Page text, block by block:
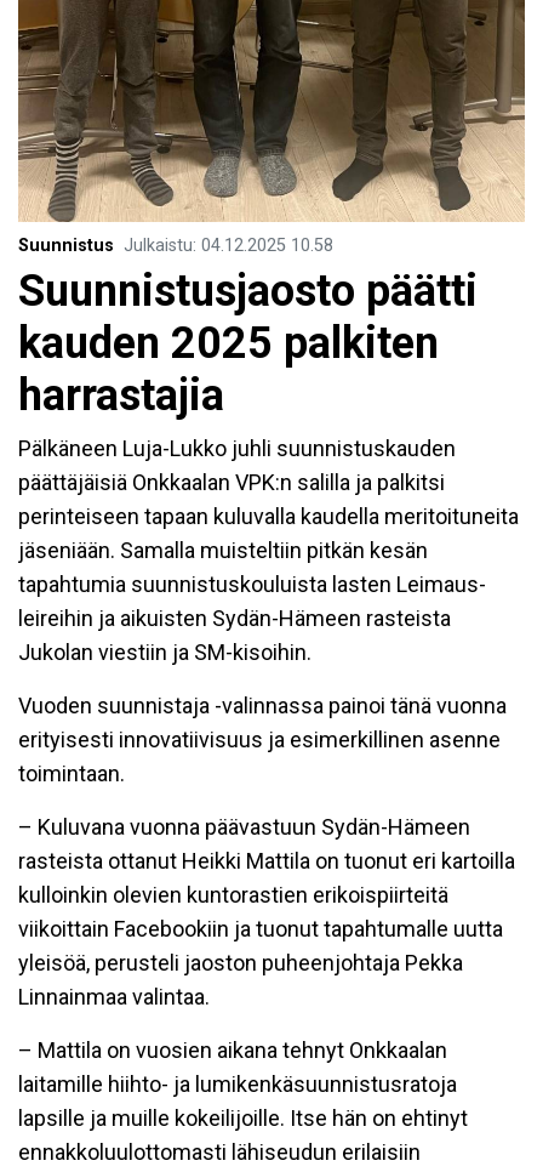
Suunnistus Julkaistu: 04.12.2025 10.58
Suunnistusjaosto päätti
kauden 2025 palkiten
harrastajia
Pälkäneen Luja-Lukko juhli suunnistuskauden
päättäjäisiä Onkkaalan VPK:n salilla ja palkitsi
perinteiseen tapaan kuluvalla kaudella meritoituneita
jäseniään. Samalla muisteltiin pitkän kesän
tapahtumia suunnistuskouluista lasten Leimaus-
leireihin ja aikuisten Sydän-Hämeen rasteista
Jukolan viestiin ja SM-kisoihin.
Vuoden suunnistaja -valinnassa painoi tänä vuonna
erityisesti innovatiivisuus ja esimerkillinen asenne
toimintaan.
– Kuluvana vuonna päävastuun Sydän-Hämeen
rasteista ottanut Heikki Mattila on tuonut eri kartoilla
kulloinkin olevien kuntorastien erikoispiirteitä
viikoittain Facebookiin ja tuonut tapahtumalle uutta
yleisöä, perusteli jaoston puheenjohtaja Pekka
Linnainmaa valintaa.
– Mattila on vuosien aikana tehnyt Onkkaalan
laitamille hiihto- ja lumikenkäsuunnistusratoja
lapsille ja muille kokeilijoille. Itse hän on ehtinyt
ennakkoluulottomasti lähiseudun erilaisiin